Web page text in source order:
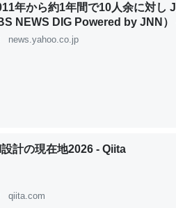
に考えるとカルシウムを大量に使う
:: 【研究発表】昆虫学の大問題＝「昆虫は
、Googleマップで位置情報を共有し
年から約1年間で10人余に対し
NEWS DIG Powered by JNN
news.yahoo.co.jp
計の現在地2026 - Qiita
qiita.com